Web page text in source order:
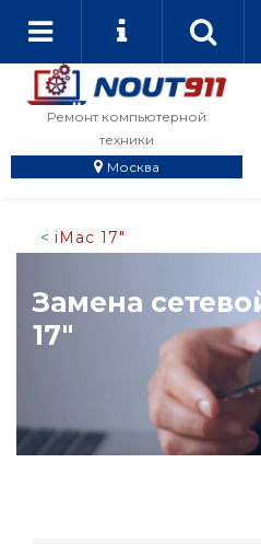
Ремонт компьютерной
техники
Москва
iMac 17"
Замена
17"